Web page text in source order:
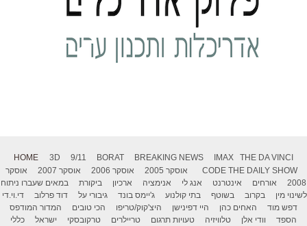
HOME 3D 9/11 BORAT BREAKING NEWS IMAX
THE DA VINCI
CODE THE DAILY SHOW אוסקר 2005 אוסקר 2006 אוסקר 2007
אוסקר
2008
אורחים אינטרנט אנג לי אנימציה ארכיון ביקורת
במאים שעברו ניתוח
לשינוי מין
בקרוב בשוטף בתי קולנוע ג'יימס בונד גיבורי על דוד פרלוב
די.וי.די
דפש מוד
האחים כהן היי דפינישן היצ'קוק/טריפו הכי טובים
המדור המודפס
הספד
וודי אלן טלוויזיה טעויות תרגום טריילרים טרקובסקי ישראל
כללי